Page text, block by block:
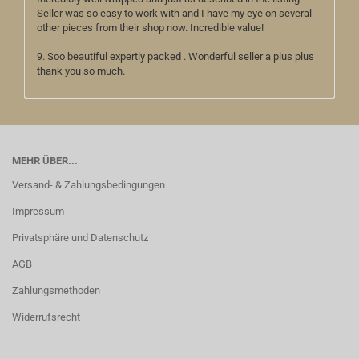
Seller was so easy to work with and I have my eye on several
other pieces from their shop now. Incredible value!
9. Soo beautiful expertly packed . Wonderful seller a plus plus
thank you so much.
MEHR ÜBER...
Versand- & Zahlungsbedingungen
Impressum
Privatsphäre und Datenschutz
AGB
Zahlungsmethoden
Widerrufsrecht